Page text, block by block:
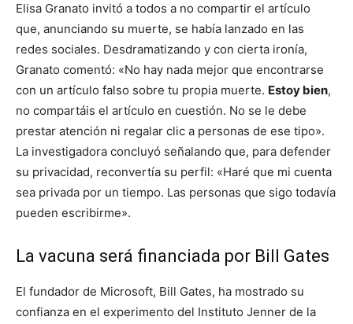
Elisa Granato invitó a todos a no compartir el artículo
que, anunciando su muerte, se había lanzado en las
redes sociales. Desdramatizando y con cierta ironía,
Granato comentó: «No hay nada mejor que encontrarse
con un artículo falso sobre tu propia muerte. Estoy bien,
no compartáis el artículo en cuestión. No se le debe
prestar atención ni regalar clic a personas de ese tipo».
La investigadora concluyó señalando que, para defender
su privacidad, reconvertía su perfil: «Haré que mi cuenta
sea privada por un tiempo. Las personas que sigo todavía
pueden escribirme».
La vacuna será financiada por Bill Gates
El fundador de Microsoft, Bill Gates, ha mostrado su
confianza en el experimento del Instituto Jenner de la